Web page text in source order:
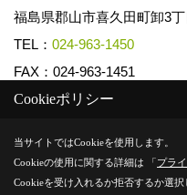
福島県郡山市喜久田町卸3
TEL： 024-963-1450
FAX：024-963-1451
Copyright (c) k-toso. All Rights
Produced byゴデスクリエイト
Cookieポリシー
当サイトではCookieを使用します。
Cookieの使用に関する詳細は 「プラ
Cookieを受け入れるか拒否するか選択